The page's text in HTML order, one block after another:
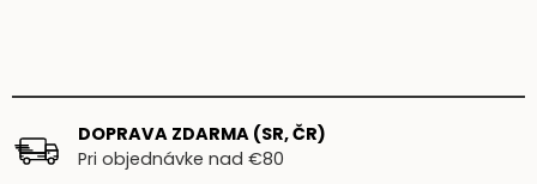
DOPRAVA ZDARMA (SR, ČR)
Pri objednávke nad €80